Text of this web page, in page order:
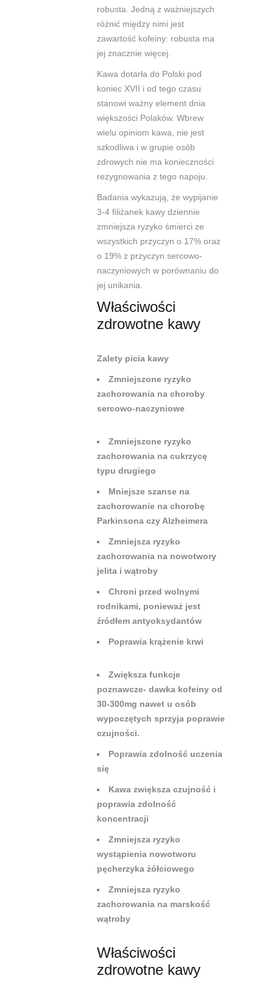
robusta. Jedną z ważniejszych
różnić między nimi jest
zawartość kofeiny: robusta ma
jej znacznie więcej.
Kawa dotarła do Polski pod
koniec XVII i od tego czasu
stanowi ważny element dnia
większości Polaków. Wbrew
wielu opiniom kawa, nie jest
szkodliwa i w grupie osób
zdrowych nie ma konieczności
rezygnowania z tego napoju.
Badania wykazują, że wypijanie
3-4 filiżanek kawy dziennie
zmniejsza ryzyko śmierci ze
wszystkich przyczyn o 17% oraz
o 19% z przyczyn sercowo-
naczyniowych w porównaniu do
jej unikania.
Właściwości
zdrowotne kawy
Zalety picia kawy
Zmniejszone ryzyko
zachorowania na choroby
sercowo-naczyniowe
Zmniejszone ryzyko
zachorowania na cukrzycę
typu drugiego
Mniejsze szanse na
zachorowanie na chorobę
Parkinsona czy Alzheimera
Zmniejsza ryzyko
zachorowania na nowotwory
jelita i wątroby
Chroni przed wolnymi
rodnikami, ponieważ jest
źródłem antyoksydantów
Poprawia krążenie krwi
Zwiększa funkcje
poznawcze- dawka kofeiny od
30-300mg nawet u osób
wypoczętych sprzyja poprawie
czujności.
Poprawia zdolność uczenia
się
Kawa zwiększa czujność i
poprawia zdolność
koncentracji
Zmniejsza ryzyko
wystąpienia nowotworu
pęcherzyka żółciowego
Zmniejsza ryzyko
zachorowania na marskość
wątroby
Właściwości
zdrowotne kawy